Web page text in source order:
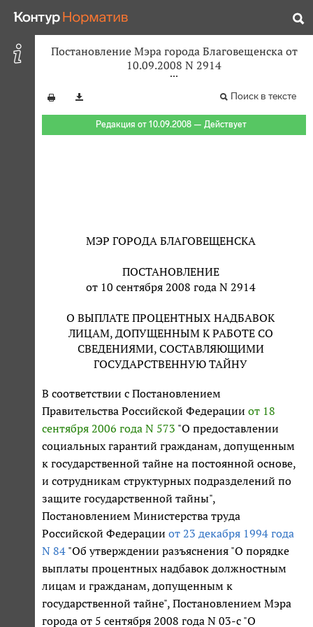
Постановление Мэра города Благовещенска от
10.09.2008 N 2914
Поиск в тексте
Редакция от 10.09.2008 — Действует
МЭР ГОРОДА БЛАГОВЕЩЕНСКА
ПОСТАНОВЛЕНИЕ
от 10 сентября 2008 года N 2914
О ВЫПЛАТЕ ПРОЦЕНТНЫХ НАДБАВОК
ЛИЦАМ, ДОПУЩЕННЫМ К РАБОТЕ СО
СВЕДЕНИЯМИ, СОСТАВЛЯЮЩИМИ
ГОСУДАРСТВЕННУЮ ТАЙНУ
В соответствии с Постановлением
Правительства Российской Федерации от 18
сентября 2006 года N 573 "О предоставлении
социальных гарантий гражданам, допущенным
к государственной тайне на постоянной основе,
и сотрудникам структурных подразделений по
защите государственной тайны",
Постановлением Министерства труда
Российской Федерации от 23 декабря 1994 года
N 84 "Об утверждении разъяснения "О порядке
выплаты процентных надбавок должностным
лицам и гражданам, допущенным к
государственной тайне", Постановлением Мэра
города от 5 сентября 2008 года N 03-с "О